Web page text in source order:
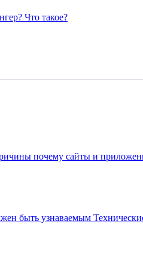
Что такое?
почему сайты и
быть узнаваемым